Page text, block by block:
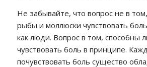
Не забывайте, что вопрос не в
рыбы и моллюски чувствовать
как люди. Вопрос в том, способны
чувствовать боль в принципе.
почувствовать боль существо